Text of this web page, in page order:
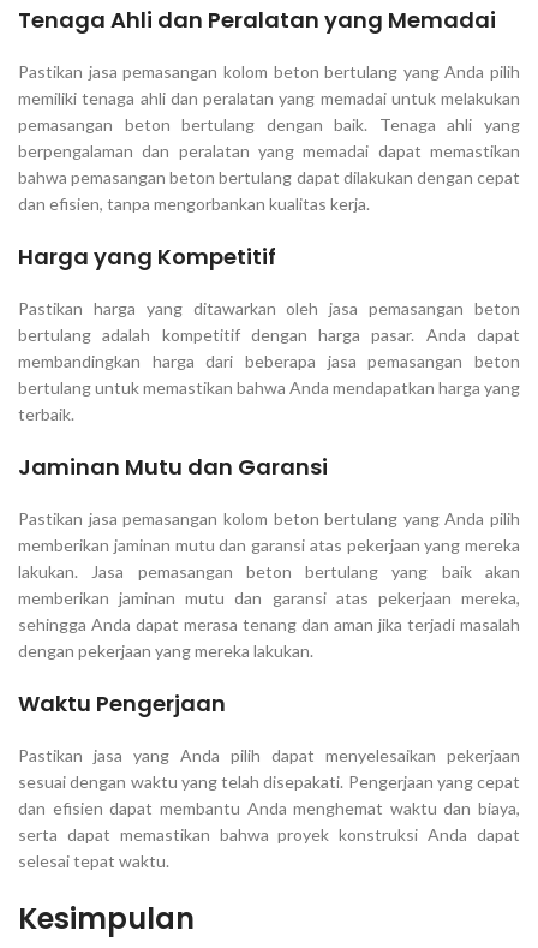
Tenaga Ahli dan Peralatan yang Memadai
Pastikan jasa pemasangan kolom beton bertulang yang Anda pilih
memiliki tenaga ahli dan peralatan yang memadai untuk melakukan
pemasangan beton bertulang dengan baik. Tenaga ahli yang
berpengalaman dan peralatan yang memadai dapat memastikan
bahwa pemasangan beton bertulang dapat dilakukan dengan cepat
dan efisien, tanpa mengorbankan kualitas kerja.
Harga yang Kompetitif
Pastikan harga yang ditawarkan oleh jasa pemasangan beton
bertulang adalah kompetitif dengan harga pasar. Anda dapat
membandingkan harga dari beberapa jasa pemasangan beton
bertulang untuk memastikan bahwa Anda mendapatkan harga yang
terbaik.
Jaminan Mutu dan Garansi
Pastikan jasa pemasangan kolom beton bertulang yang Anda pilih
memberikan jaminan mutu dan garansi atas pekerjaan yang mereka
lakukan. Jasa pemasangan beton bertulang yang baik akan
memberikan jaminan mutu dan garansi atas pekerjaan mereka,
sehingga Anda dapat merasa tenang dan aman jika terjadi masalah
dengan pekerjaan yang mereka lakukan.
Waktu Pengerjaan
Pastikan jasa yang Anda pilih dapat menyelesaikan pekerjaan
sesuai dengan waktu yang telah disepakati. Pengerjaan yang cepat
dan efisien dapat membantu Anda menghemat waktu dan biaya,
serta dapat memastikan bahwa proyek konstruksi Anda dapat
selesai tepat waktu.
Kesimpulan